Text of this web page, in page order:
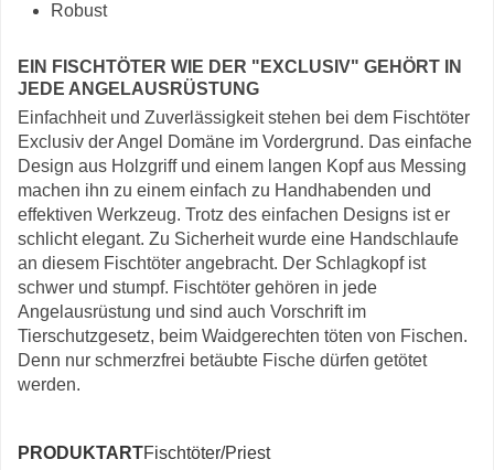
Robust
EIN FISCHTÖTER WIE DER "EXCLUSIV" GEHÖRT IN
JEDE ANGELAUSRÜSTUNG
Einfachheit und Zuverlässigkeit stehen bei dem Fischtöter
Exclusiv der Angel Domäne im Vordergrund. Das einfache
Design aus Holzgriff und einem langen Kopf aus Messing
machen ihn zu einem einfach zu Handhabenden und
effektiven Werkzeug. Trotz des einfachen Designs ist er
schlicht elegant. Zu Sicherheit wurde eine Handschlaufe
an diesem Fischtöter angebracht. Der Schlagkopf ist
schwer und stumpf. Fischtöter gehören in jede
Angelausrüstung und sind auch Vorschrift im
Tierschutzgesetz, beim Waidgerechten töten von Fischen.
Denn nur schmerzfrei betäubte Fische dürfen getötet
werden.
PRODUKTARTFischtöter/Priest